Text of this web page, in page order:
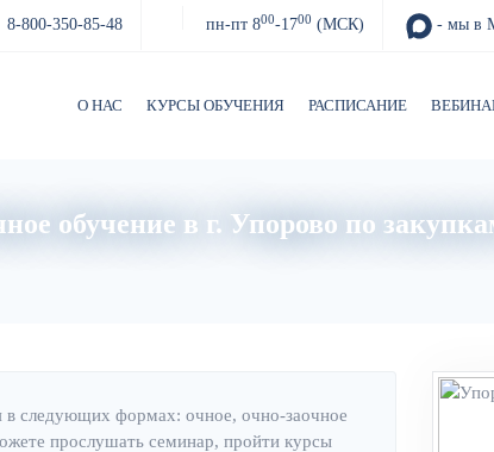
8-800-350-85-48 пн-пт 800-1700 (МСК) - мы в
О НАС КУРСЫ ОБУЧЕНИЯ РАСПИСАНИЕ
обучение в г. Упорово по
следующих формах: очное, очно-заочное
прослушать семинар, пройти курсы